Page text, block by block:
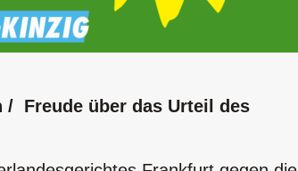
/ Freude über das Urteil des